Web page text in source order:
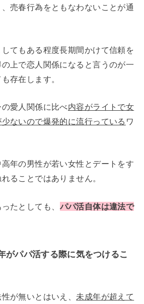
売春行為をともなわないことが通
てもある程度長期間かけて信頼を
上で恋人関係になると言うのが一
存在します。
愛人関係に比べ内容がライトで女
ないので爆発的に流行っている ワ
年の男性が若い女性とデートをす
ることではありません。
たとしても、 パパ活自体は違法で
がパパ活する際に気をつけるこ
が無いとはいえ、 未成年が超えて